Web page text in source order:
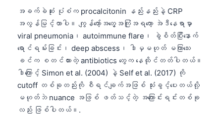
အခက်ခဲဆုံး ပုံစံက procalcitonin နည်းနည်းနဲ့ CRP
အလွန်မြင့်တာပါ။ ကျွန်တော့်အတွေ့အကြုံအရတော့ အဲဒီနေရာမှာ
viral pneumonia၊ autoimmune flare၊ ခွဲစိတ်ပြီးနောက်
ရောင်ရမ်းခြင်း၊ deep abscess၊ ဒါမှမဟုတ် မကြာသေး
ခင်က စတင်ထားတဲ့ antibiotics တွေက နေထိုင်တတ်ပါတယ်။
ဒါကြောင့် Simon et al. (2004) နဲ့ Self et al. (2017) ကို
cutoff တစ်ခုတည်းကို စီရင်ချက်အဖြစ် သုံးခွင့်ပေးတယ်လို့
မဟုတ်ဘဲ nuance အဖြစ် ဖတ်သင့်တဲ့ အကြောင်းရင်းတစ်ခု
လည်း ဖြစ်ပါတယ်။.
Čeština
ქართული
Русский
Lietuvių kalba
Polski
한국어
Slovenščina